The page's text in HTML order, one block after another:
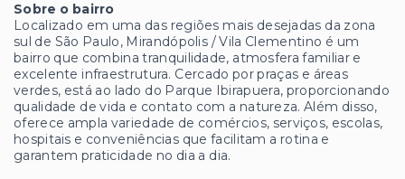
Sobre o bairro
Localizado em uma das regiões mais desejadas da zona
sul de São Paulo, Mirandópolis / Vila Clementino é um
bairro que combina tranquilidade, atmosfera familiar e
excelente infraestrutura. Cercado por praças e áreas
verdes, está ao lado do Parque Ibirapuera, proporcionando
qualidade de vida e contato com a natureza. Além disso,
oferece ampla variedade de comércios, serviços, escolas,
hospitais e conveniências que facilitam a rotina e
garantem praticidade no dia a dia.